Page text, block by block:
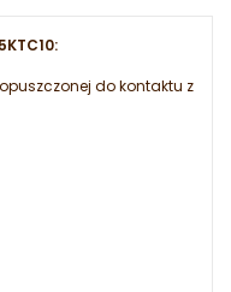
do kontaktu z